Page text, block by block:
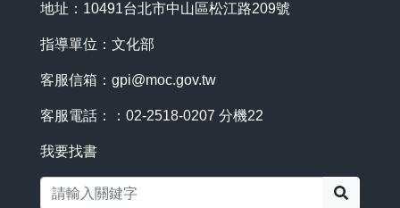
地址：10491台北市中山區松江路209號
指導單位：文化部
客服信箱： gpi@moc.gov.tw
客服電話：：02-2518-0207 分機22
我要找書